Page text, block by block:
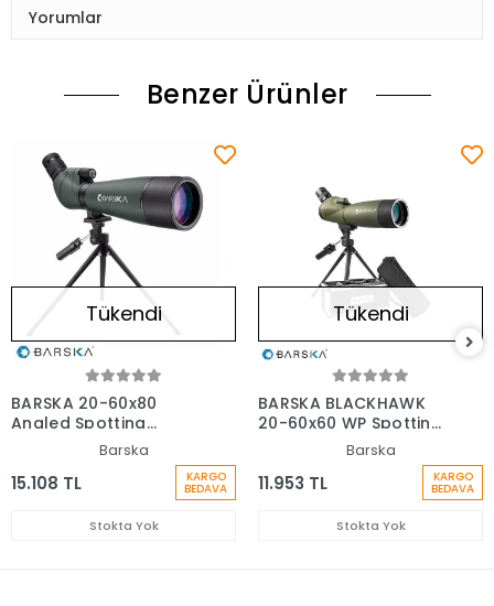
Yorumlar
Benzer Ürünler
Tükendi
BARSKA 20-60x80
Angled Spotting
Scobe Dürbün
Barska
15.108 TL KARGO
BEDAVA
Stokta Yok
Tükendi
BARSKA BLACKHAWK
20-60x60 WP Spotting
Scope Gözlem
Barska
11.953 TL KARGO
BEDAVA
Stokta Yok